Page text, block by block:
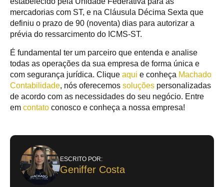
mercadorias com ST, e na Cláusula Décima Sexta que
definiu o prazo de 90 (noventa) dias para autorizar a
prévia do ressarcimento do ICMS-ST.
É fundamental ter um parceiro que entenda e analise
todas as operações da sua empresa de forma única e
com segurança jurídica. Clique aqui e conheça Machado
Contabilidade, nós oferecemos soluções personalizadas
de acordo com as necessidades do seu negócio. Entre
em contato conosco e conheça a nossa empresa!
ESCRITO POR:
Geniffer Costa